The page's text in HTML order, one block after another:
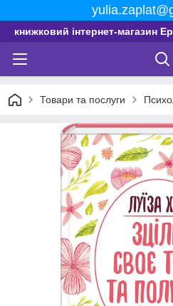
книжковий інтернет-магазин
Товари та послуги